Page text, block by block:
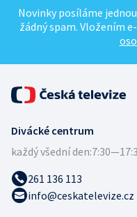
Novinky posíláme
žádný spam. Vložením